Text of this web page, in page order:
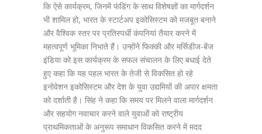
कि ऐसे कार्यक्रम, जिनमें फंडिंग के साथ विशेषज्ञों का मार्गदर्शन
भी शामिल हो, भारत के स्टार्टअप इकोसिस्टम को मजबूत बनाने
और वैश्विक स्तर पर प्रतिस्पर्धी कंपनियां तैयार करने में
महत्वपूर्ण भूमिका निभाते हैं। उन्होंने फिक्की और मर्सिडीज-बेंज
इंडिया को इस कार्यक्रम के सफल संचालन के लिए बधाई देते
हुए कहा कि यह पहल भारत के तेजी से विकसित हो रहे
इनोवेशन इकोसिस्टम और देश के युवा उद्यमियों की अपार क्षमता
को दर्शाती है। सिंह ने कहा कि समय पर मिलने वाला मार्गदर्शन
और सहयोग नवाचार करने वाले युवाओं को राष्ट्रीय
प्राथमिकताओं के अनुरूप समाधान विकसित करने में मदद